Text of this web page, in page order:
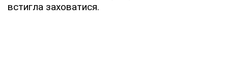
встигла заховатися.